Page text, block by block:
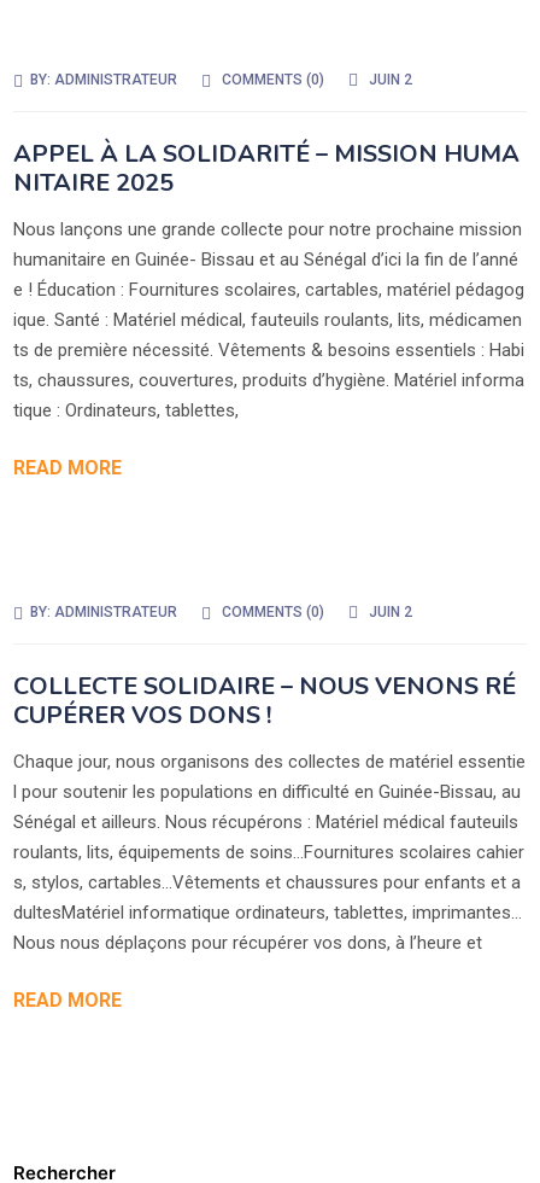
BY:ADMINISTRATEUR COMMENTS (0) JUIN 2
APPEL À LA SOLIDARITÉ – MISSION HUMA
NITAIRE 2025
Nous lançons une grande collecte pour notre prochaine mission
humanitaire en Guinée- Bissau et au Sénégal d’ici la fin de l’anné
e ! Éducation : Fournitures scolaires, cartables, matériel pédagog
ique. Santé : Matériel médical, fauteuils roulants, lits, médicamen
ts de première nécessité. Vêtements & besoins essentiels : Habi
ts, chaussures, couvertures, produits d’hygiène. Matériel informa
tique : Ordinateurs, tablettes,
READ MORE
BY:ADMINISTRATEUR COMMENTS (0) JUIN 2
COLLECTE SOLIDAIRE – NOUS VENONS RÉ
CUPÉRER VOS DONS !
Chaque jour, nous organisons des collectes de matériel essentie
l pour soutenir les populations en difficulté en Guinée-Bissau, au
Sénégal et ailleurs. Nous récupérons : Matériel médical fauteuils
roulants, lits, équipements de soins…Fournitures scolaires cahier
s, stylos, cartables…Vêtements et chaussures pour enfants et a
dultesMatériel informatique ordinateurs, tablettes, imprimantes…
Nous nous déplaçons pour récupérer vos dons, à l’heure et
READ MORE
Rechercher